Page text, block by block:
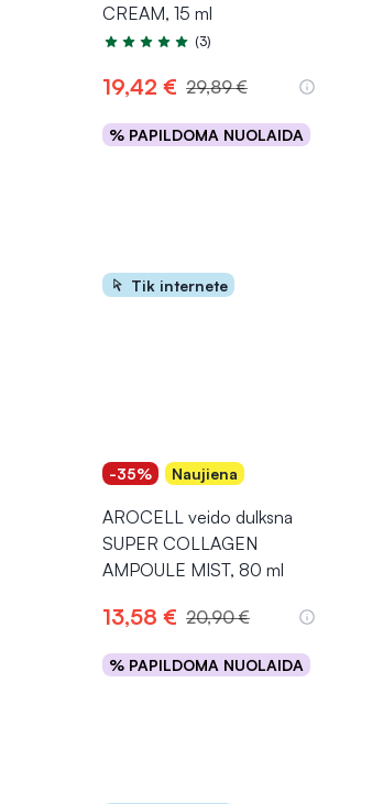
CREAM, 15 ml
Įvertinimas 5.0 iš 5
(3)
19,42 € 29,89 €
% PAPILDOMA NUOLAIDA
Į krepšelį
Tik internete
-35% Naujiena
AROCELL veido dulksna
SUPER COLLAGEN
AMPOULE MIST, 80 ml
13,58 € 20,90 €
% PAPILDOMA NUOLAIDA
Į krepšelį